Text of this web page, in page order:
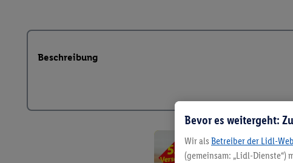
Beschreibung
Bevor es weitergeht:
Wir als Betreiber der Lidl-
(gemeinsam: „Lidl-